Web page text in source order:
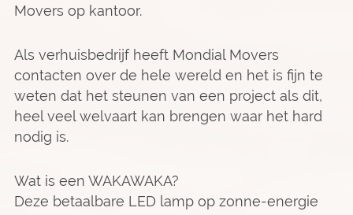
Movers op kantoor.
Als verhuisbedrijf heeft Mondial Movers
contacten over de hele wereld en het is fijn te
weten dat het steunen van een project als dit,
heel veel welvaart kan brengen waar het hard
nodig is.
Wat is een WAKAWAKA?
Deze betaalbare LED lamp op zonne-energie